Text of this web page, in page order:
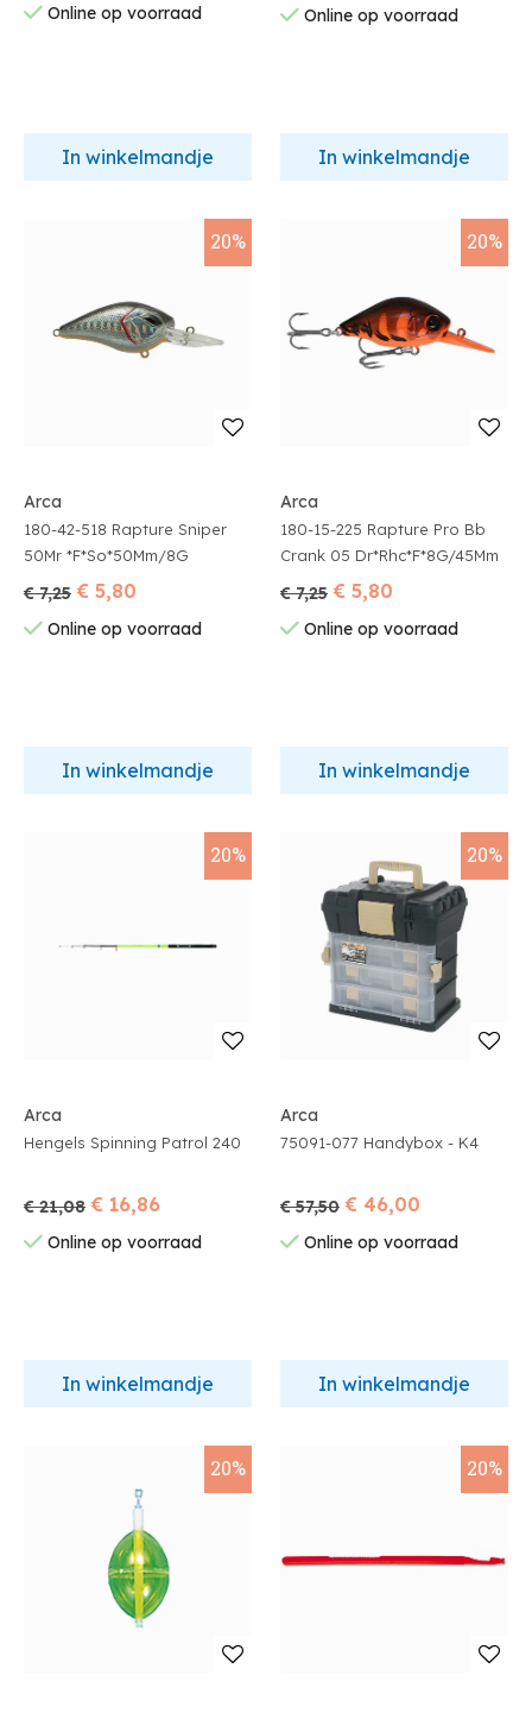
Online op voorraad
In winkelmandje
Online op voorraad
In winkelmandje
20%
Arca
180-42-518 Rapture Sniper
50Mr *F*So*50Mm/8G
€ 7,25 € 5,80
Online op voorraad
In winkelmandje
20%
Arca
180-15-225 Rapture Pro Bb
Crank 05 Dr*Rhc*F*8G/45Mm
€ 7,25 € 5,80
Online op voorraad
In winkelmandje
20%
Arca
Hengels Spinning Patrol 240
€ 21,08 € 16,86
Online op voorraad
In winkelmandje
20%
Arca
75091-077 Handybox - K4
€ 57,50 € 46,00
Online op voorraad
In winkelmandje
20% 20%